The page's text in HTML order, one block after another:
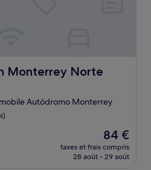
Monterrey Norte
Norte
Autódromo Monterrey
Le
nouveau
prix
84 €
taxes et frais compris
28 août - 29 août